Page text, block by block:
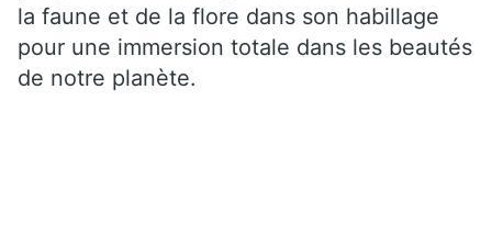
la faune et de la flore dans son habillage
pour une immersion totale dans les beautés
de notre planète.